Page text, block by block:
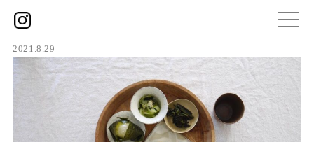
2021.8.29